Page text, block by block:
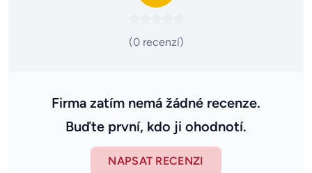
(0 recenzí)
Firma zatím nemá žádné recenze.
Buďte první, kdo ji ohodnotí.
NAPSAT RECENZI